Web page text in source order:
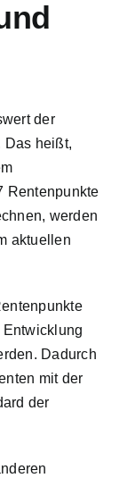
der
Das heißt,
Rentenpunkte
werden
aktuellen
Entwicklung
Dadurch
mit der
der